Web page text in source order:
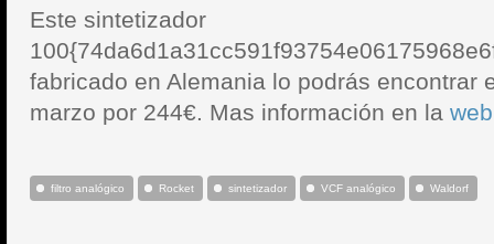
Este sintetizador
fabricado en Alemania lo podrás encontrar
marzo por 244€. Mas información en la
filtro analógico Rocket sintetizador VCF analógico Waldorf